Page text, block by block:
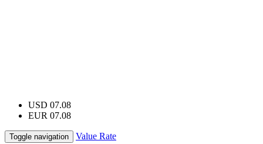
USD 07.08
EUR 07.08
Toggle navigation Value Rate